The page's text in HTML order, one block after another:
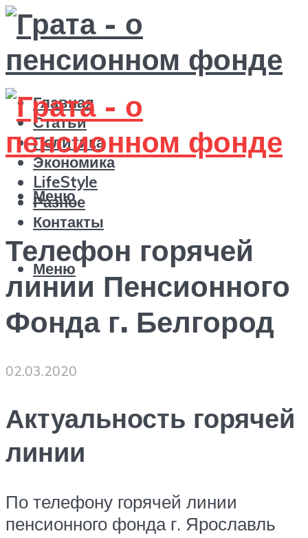
Главная
Статьи
Политика
Экономика
LifeStyle
Разное
Контакты
Меню
Меню
Телефон горячей
линии Пенсионного
Фонда г. Белгород
02.03.2020
Актуальность горячей
линии
По телефону горячей линии
пенсионного фонда г. Ярославль